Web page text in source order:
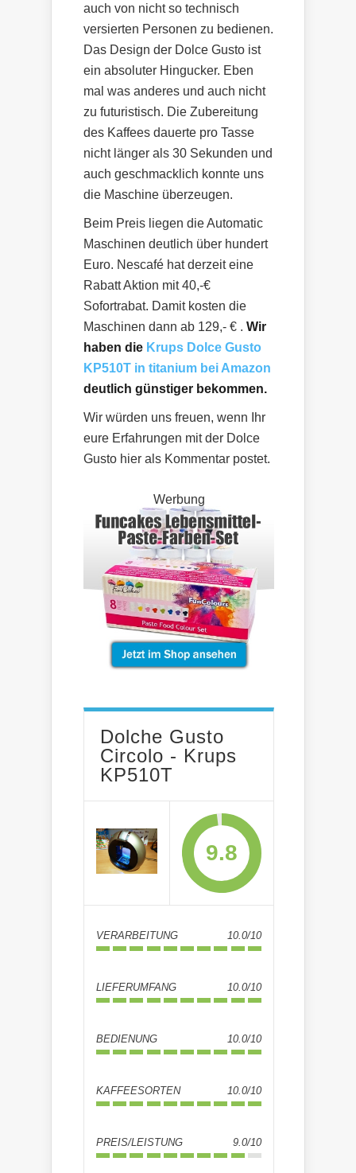
auch von nicht so technisch
versierten Personen zu bedienen.
Das Design der Dolce Gusto ist
ein absoluter Hingucker. Eben
mal was anderes und auch nicht
zu futuristisch. Die Zubereitung
des Kaffees dauerte pro Tasse
nicht länger als 30 Sekunden und
auch geschmacklich konnte uns
die Maschine überzeugen.
Beim Preis liegen die Automatic
Maschinen deutlich über hundert
Euro. Nescafé hat derzeit eine
Rabatt Aktion mit 40,-€
Sofortrabat. Damit kosten die
Maschinen dann ab 129,- € . Wir
haben die Krups Dolce Gusto
KP510T in titanium bei Amazon
deutlich günstiger bekommen.
Wir würden uns freuen, wenn Ihr
eure Erfahrungen mit der Dolce
Gusto hier als Kommentar postet.
Werbung
Dolche Gusto
Circolo - Krups
KP510T
9.8
VERARBEITUNG 10.0/10
LIEFERUMFANG 10.0/10
BEDIENUNG 10.0/10
KAFFEESORTEN 10.0/10
PREIS/LEISTUNG 9.0/10